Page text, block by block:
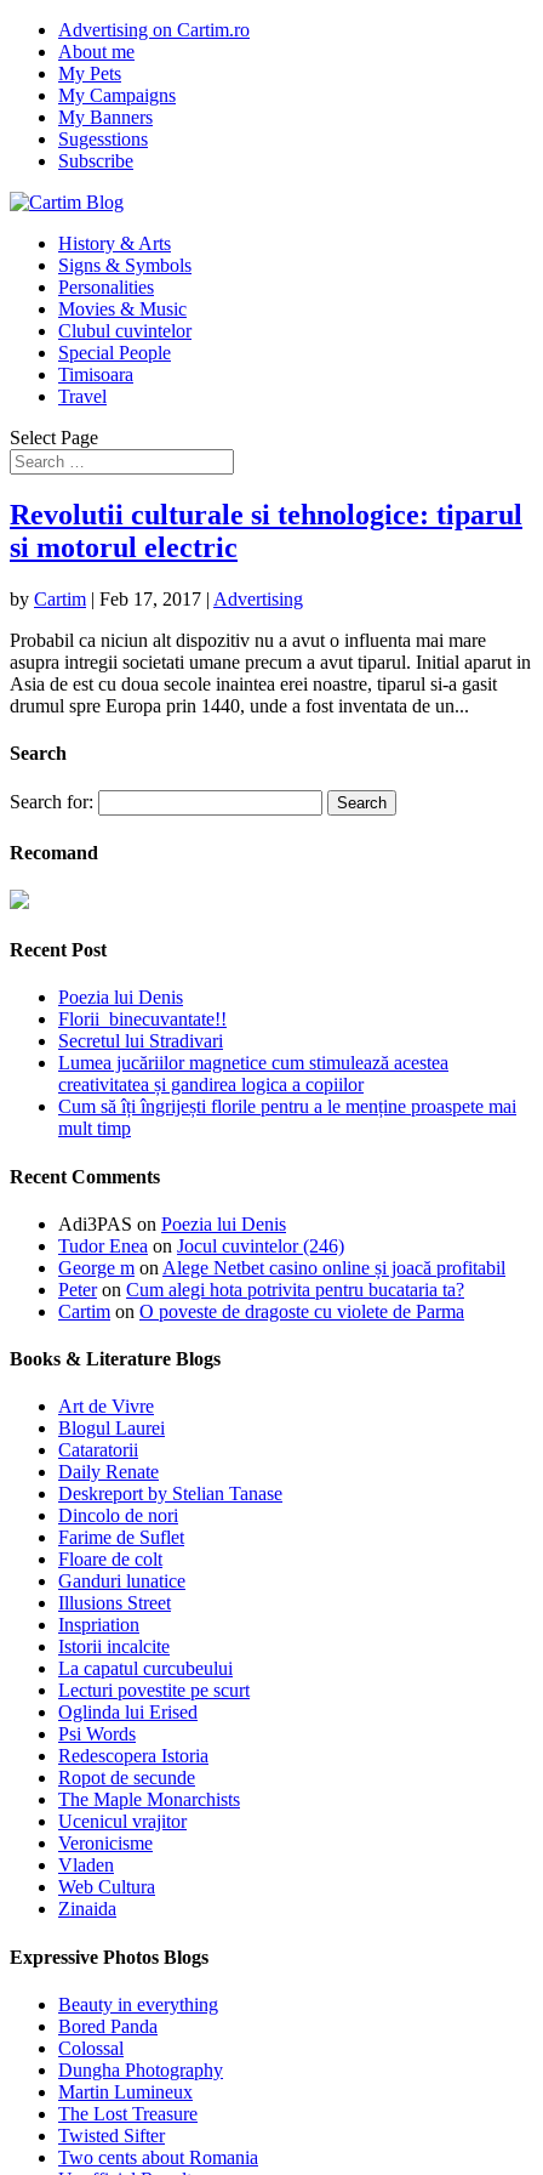
Advertising on Cartim.ro
About me
My Pets
My Campaigns
My Banners
Sugesstions
Subscribe
History & Arts
Signs & Symbols
Personalities
Movies & Music
Clubul cuvintelor
Special People
Timisoara
Travel
Select Page
Revolutii culturale si tehnologice: tiparul
si motorul electric
by Cartim | Feb 17, 2017 | Advertising
Probabil ca niciun alt dispozitiv nu a avut o influenta mai mare
asupra intregii societati umane precum a avut tiparul. Initial aparut in
Asia de est cu doua secole inaintea erei noastre, tiparul si-a gasit
drumul spre Europa prin 1440, unde a fost inventata de un...
Search
Search for:
Recomand
Recent Post
Poezia lui Denis
Florii binecuvantate!!
Secretul lui Stradivari
Lumea jucăriilor magnetice cum stimulează acestea
creativitatea și gandirea logica a copiilor
Cum să îți îngrijești florile pentru a le menține proaspete mai
mult timp
Recent Comments
Adi3PAS on Poezia lui Denis
Tudor Enea on Jocul cuvintelor (246)
George m on Alege Netbet casino online și joacă profitabil
Peteron Cum alegi hota potrivita pentru bucataria ta?
Cartim on O poveste de dragoste cu violete de Parma
Books & Literature Blogs
Art de Vivre
Blogul Laurei
Cataratorii
Daily Renate
Deskreport by Stelian Tanase
Dincolo de nori
Farime de Suflet
Floare de colt
Ganduri lunatice
Illusions Street
Inspriation
Istorii incalcite
La capatul curcubeului
Lecturi povestite pe scurt
Oglinda lui Erised
Psi Words
Redescopera Istoria
Ropot de secunde
The Maple Monarchists
Ucenicul vrajitor
Veronicisme
Vladen
Web Cultura
Zinaida
Expressive Photos Blogs
Beauty in everything
Bored Panda
Colossal
Dungha Photography
Martin Lumineux
The Lost Treasure
Twisted Sifter
Two cents about Romania